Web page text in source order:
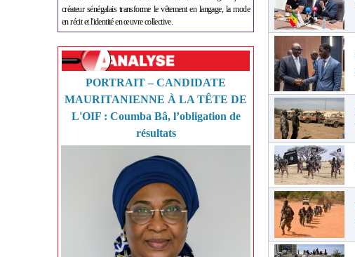
créateur sénégalais transforme le vêtement en langage, la mode
en récit et l'identité en œuvre collective.
PORTRAIT – CANDIDATE
MAURITANIENNE À LA TÊTE DE
L'OIF : Coumba Bâ, l’obligation de
résultats